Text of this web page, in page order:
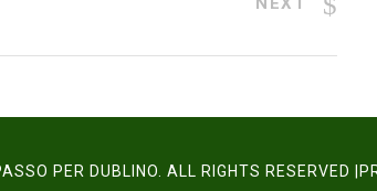
PER DUBLINO. ALL RIGHTS RESERVED |